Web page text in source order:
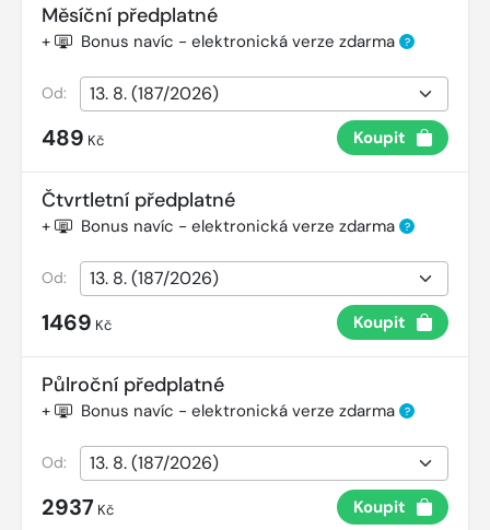
Měsíční předplatné
+ Bonus navíc - elektronická verze zdarma ?
Od:
489 Kč Koupit
Čtvrtletní předplatné
+ Bonus navíc - elektronická verze zdarma ?
Od:
1469 Kč Koupit
Půlroční předplatné
+ Bonus navíc - elektronická verze zdarma ?
Od:
2937 Kč Koupit